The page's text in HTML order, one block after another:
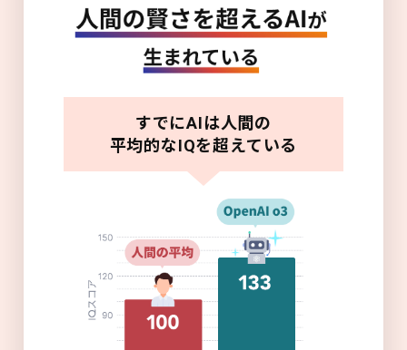
すでにAIは人間の
平均的なIQを超えている